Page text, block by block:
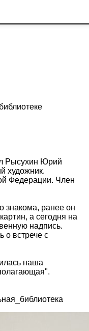
Рысухин Юрий
художник.
Федерации. Член
знакома, ранее он
а сегодня на
надпись.
о встрече с
наша